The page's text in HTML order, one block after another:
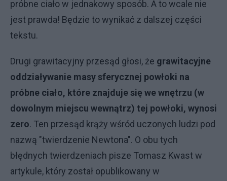
próbne ciało w jednakowy sposób. A to wcale nie
jest prawda! Będzie to wynikać z dalszej części
tekstu.
Drugi grawitacyjny przesąd głosi, że grawitacyjne
oddziaływanie masy sferycznej powłoki na
próbne ciało, które znajduje się we wnętrzu (w
dowolnym miejscu wewnątrz) tej powłoki, wynosi
zero. Ten przesąd krąży wśród uczonych ludzi pod
nazwą "twierdzenie Newtona". O obu tych
błędnych twierdzeniach pisze Tomasz Kwast w
artykule, który został opublikowany w